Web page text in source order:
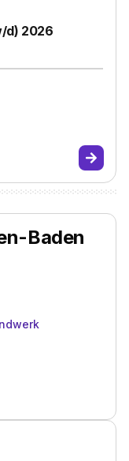
d) 2026
Baden